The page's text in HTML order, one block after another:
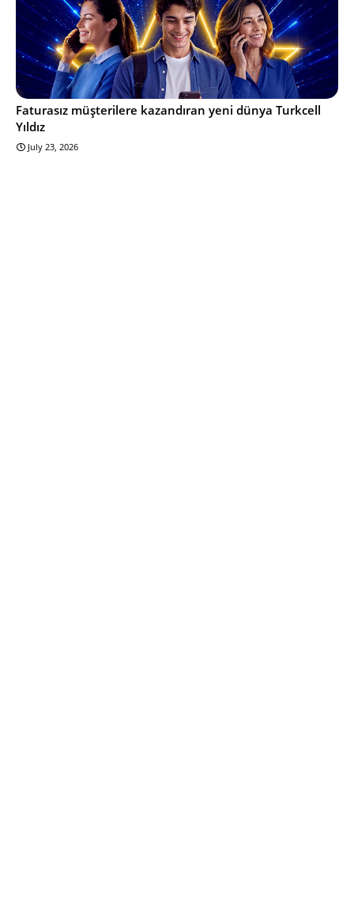
Faturasız müşterilere kazandıran yeni dünya Turkcell
Yıldız
July 23, 2026